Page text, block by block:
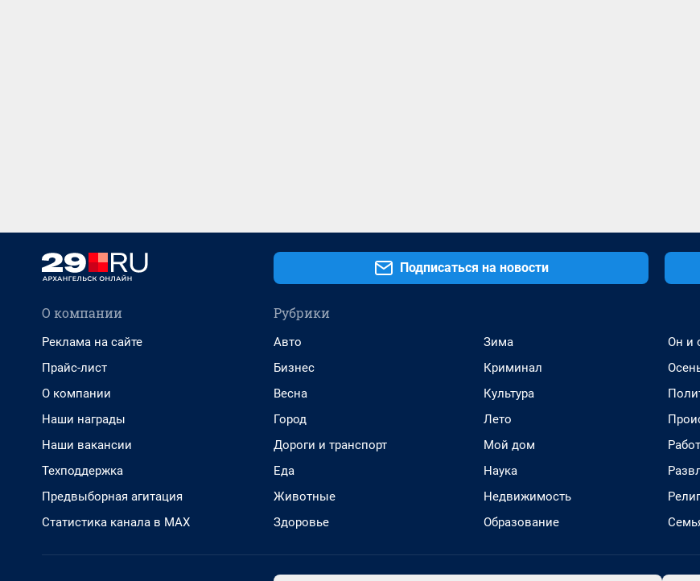
Подписаться на новости
О компании
Реклама на сайте
Прайс-лист
О компании
Наши награды
Наши вакансии
Техподдержка
Предвыборная агитация
Статистика канала в MAX
Рубрики
Авто
Бизнес
Весна
Город
Дороги и транспорт
Еда
Животные
Здоровье
Зима
Криминал
Культура
Лето
Мой дом
Наука
Недвижимость
Образование
Он и